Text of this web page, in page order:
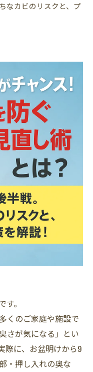
なカビのリスクと、プ
。
くのご家庭や施設で
さが気になる」とい
際に、お盆明けから9
・押し入れの奥な